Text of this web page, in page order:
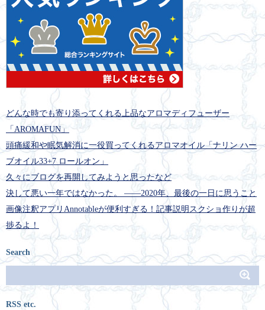
どんな時でも寄り添ってくれる上品なアロマディフューザー
「AROMAFUN」
頭痛緩和や眠気解消に一役買ってくれるアロマオイル「ナリン ハー
ブオイル33+7 ロールオン」
久々にブログを再開してみようと思ったなど
決して悪い一年ではなかった。 ――2020年、最後の一日に思うこと
画像注釈アプリAnnotableが便利すぎる！記事説明スクショ作りが超
捗るよ！
Search
RSS etc.